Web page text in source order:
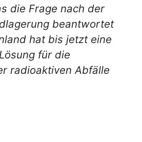
die Frage nach der
beantwortet
hat bis jetzt eine
für die
radioaktiven Abfälle